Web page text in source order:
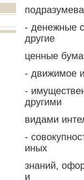
- денежные
другие
ценные
- движимое
-
другими
видами
-
иных
знаний,
и